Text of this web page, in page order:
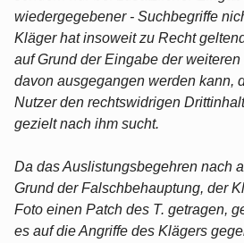
wiedergegebener - Suchbegriffe
Kläger hat insoweit zu Recht
auf Grund der Eingabe der
davon ausgegangen werden kann,
Nutzer den rechtswidrigen
gezielt nach ihm sucht.
Da das Auslistungsbegehren nach
Grund der Falschbehauptung, der
Foto einen Patch des T. getragen,
es auf die Angriffe des Klägers